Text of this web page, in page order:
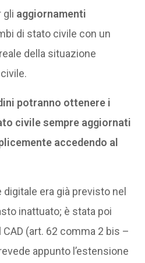
gli aggiornamenti
di stato civile con un
della situazione
potranno ottenere i
civile sempre aggiornati
accedendo al
digitale era già previsto nel
inattuato; è stata poi
(art. 62 comma 2 bis –
appunto l’estensione